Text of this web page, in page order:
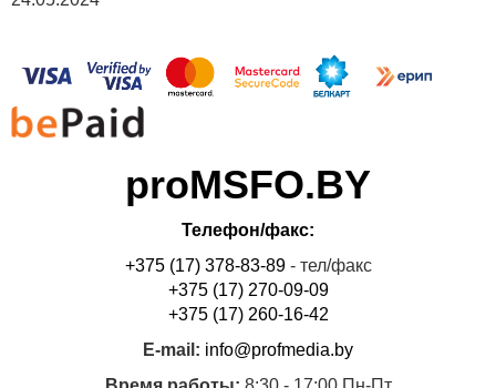
proMSFO.BY
Телефон/факс:
+375 (17) 378-83-89- тел/факс
+375 (17) 270-09-09
+375 (17) 260-16-42
E-mail: info@profmedia.by